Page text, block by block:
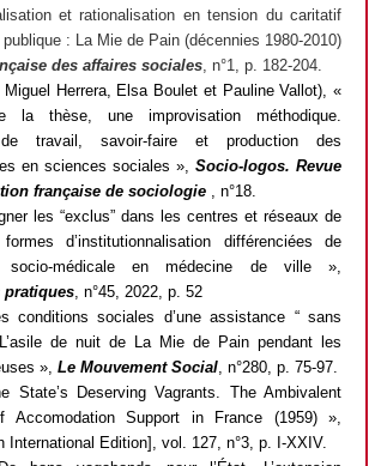
et rationalisation en tension du caritatif
publique : La Mie de Pain (décennies 1980-2010)
des affaires sociales, n°1, p. 182-204.
Miguel Herrera, Elsa Boulet et Pauline Vallot), «
la thèse, une improvisation méthodique.
de travail, savoir-faire et production des
en sciences sociales », Socio-logos. Revue
française de sociologie
, n°18.
les “exclus” dans les centres et réseaux de
d’institutionnalisation différenciées de
socio-médicale en médecine de ville »,
, n°45, 2022, p. 52
conditions sociales d’une assistance “ sans
de nuit de La Mie de Pain pendant les
», Le Mouvement Social, n°280, p. 75-97.
State’s Deserving Vagrants. The Ambivalent
Accomodation Support in France (1959) »,
International Edition], vol. 127, n°3, p. I-XXIV.